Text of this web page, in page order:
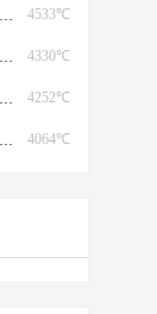
4533℃
4330℃
4252℃
4064℃